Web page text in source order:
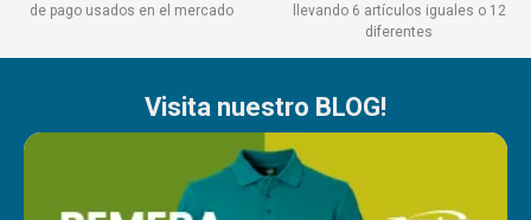
de pago usados en el mercado
llevando 6 artículos iguales o 12
diferentes
Visita nuestro BLOG!